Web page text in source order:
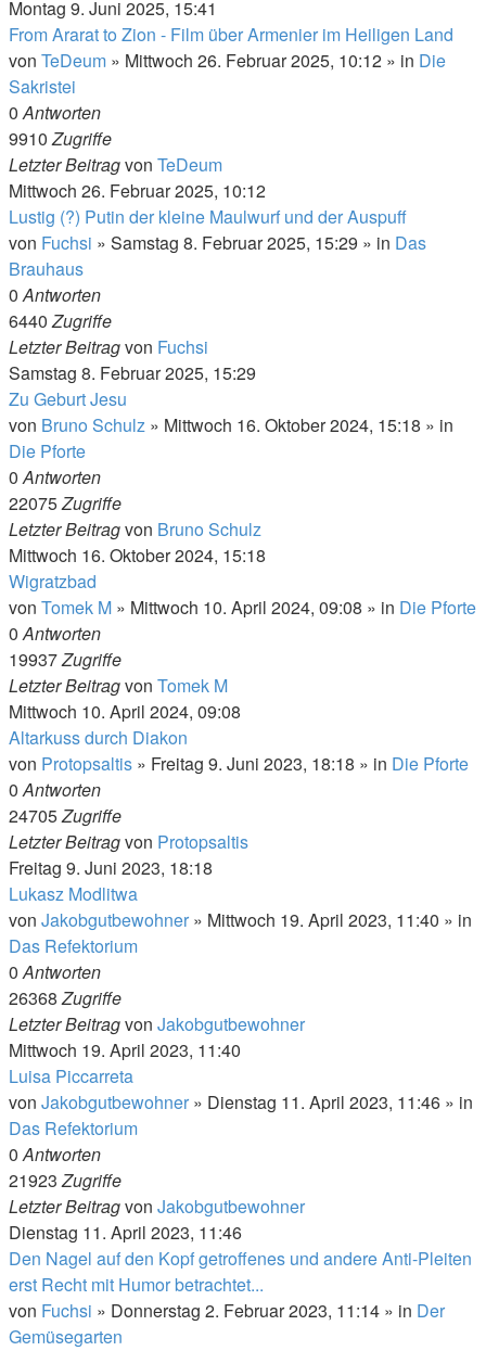
Montag 9. Juni 2025, 15:41
From Ararat to Zion - Film über Armenier im Heiligen Land
von TeDeum » Mittwoch 26. Februar 2025, 10:12 » in Die
Sakristei
0Antworten
9910Zugriffe
Letzter Beitragvon TeDeum
Mittwoch 26. Februar 2025, 10:12
Lustig (?) Putin der kleine Maulwurf und der Auspuff
von Fuchsi » Samstag 8. Februar 2025, 15:29 » in Das
Brauhaus
0Antworten
6440Zugriffe
Letzter Beitragvon Fuchsi
Samstag 8. Februar 2025, 15:29
Zu Geburt Jesu
von Bruno Schulz » Mittwoch 16. Oktober 2024, 15:18 » in
Die Pforte
0Antworten
22075Zugriffe
Letzter Beitragvon Bruno Schulz
Mittwoch 16. Oktober 2024, 15:18
Wigratzbad
von Tomek M » Mittwoch 10. April 2024, 09:08 » in Die Pforte
0Antworten
19937Zugriffe
Letzter Beitragvon Tomek M
Mittwoch 10. April 2024, 09:08
Altarkuss durch Diakon
von Protopsaltis » Freitag 9. Juni 2023, 18:18 » in Die Pforte
0Antworten
24705Zugriffe
Letzter Beitragvon Protopsaltis
Freitag 9. Juni 2023, 18:18
Lukasz Modlitwa
von Jakobgutbewohner » Mittwoch 19. April 2023, 11:40 » in
Das Refektorium
0Antworten
26368Zugriffe
Letzter Beitragvon Jakobgutbewohner
Mittwoch 19. April 2023, 11:40
Luisa Piccarreta
von Jakobgutbewohner » Dienstag 11. April 2023, 11:46 » in
Das Refektorium
0Antworten
21923Zugriffe
Letzter Beitragvon Jakobgutbewohner
Dienstag 11. April 2023, 11:46
Den Nagel auf den Kopf getroffenes und andere Anti-Pleiten
erst Recht mit Humor betrachtet...
von Fuchsi » Donnerstag 2. Februar 2023, 11:14 » in Der
Gemüsegarten